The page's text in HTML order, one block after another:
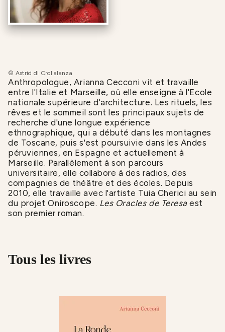
Anthropologue, Arianna Cecconi vit et travaille
entre l'Italie et Marseille, où elle enseigne à l'Ecole
nationale supérieure d'architecture. Les rituels, les
rêves et le sommeil sont les principaux sujets de
recherche d'une longue expérience
ethnographique, qui a débuté dans les montagnes
de Toscane, puis s'est poursuivie dans les Andes
péruviennes, en Espagne et actuellement à
Marseille. Parallèlement à son parcours
universitaire, elle collabore à des radios, des
compagnies de théâtre et des écoles. Depuis
2010, elle travaille avec l'artiste Tuia Cherici au sein
du projet Oniroscope. Les Oracles de Teresa est
son premier roman.
© Astrid di Crollalanza
Tous les livres